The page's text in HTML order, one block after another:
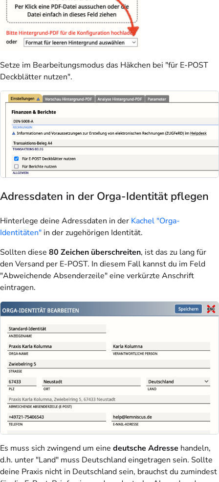
Setze im Bearbeitungsmodus das Häkchen bei "für E-POST
Deckblätter nutzen".
Adressdaten in der Orga-Identität pflegen
Hinterlege deine Adressdaten in der Kachel "Orga-
Identitäten" in der zugehörigen Identität.
Sollten diese 80 Zeichen überschreiten, ist das zu lang für
den Versand per E-POST. In diesem Fall kannst du im Feld
"Abweichende Absenderzeile" eine verkürzte Anschrift
eintragen.
Es muss sich zwingend um eine deutsche Adresse handeln,
d.h. unter "Land" muss Deutschland eingetragen sein. Sollte
deine Praxis nicht in Deutschland sein, brauchst du zumindest